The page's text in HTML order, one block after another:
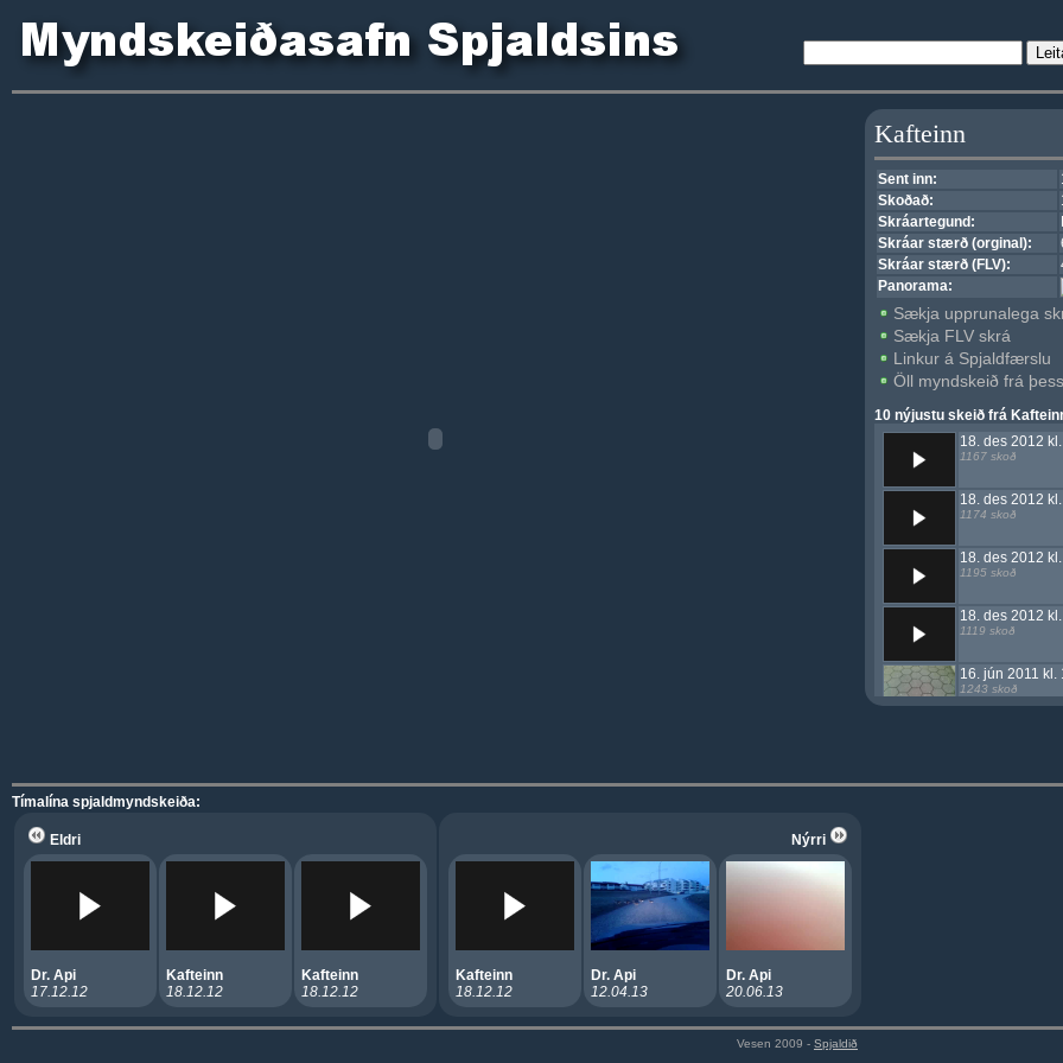
Kafteinn
Sent inn:
Skoðað:
Skráartegund:
Skráar stærð (orginal):
Skráar stærð (FLV):
Panorama:
Sækja upprunalega
Sækja FLV skrá
Linkur á Spjaldfærslu
Öll myndskeið frá
10 nýjustu skeið frá
18. des 2012
1167 skoð
18. des 2012
1174 skoð
18. des 2012
1195 skoð
18. des 2012
1119 skoð
16. jún 2011 kl.
1243 skoð
4. jún 2011 kl.
Tímalína spjaldmyndskeiða:
Eldri
Dr. Api
17.12.12
Kafteinn
18.12.12
Kafteinn
18.12.12
Nýrri
Kafteinn
18.12.12
Dr. Api
12.04.13
Dr. Api
20.06.13
Vesen 2009 - Spjaldið